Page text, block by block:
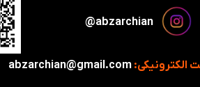
الکترونیکی: abzarchian@gmail.com
​​​abzarchian@